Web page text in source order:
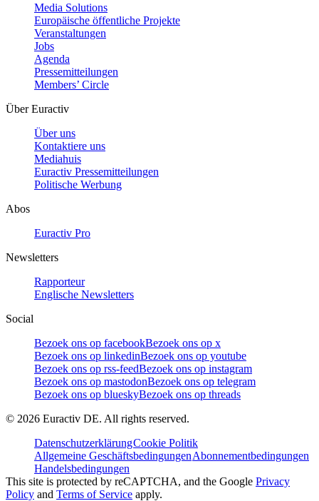
Media Solutions
Europäische öffentliche Projekte
Veranstaltungen
Jobs
Agenda
Pressemitteilungen
Members’ Circle
Über Euractiv
Über uns
Kontaktiere uns
Mediahuis
Euractiv Pressemitteilungen
Politische Werbung
Abos
Euractiv Pro
Newsletters
Rapporteur
Englische Newsletters
Social
Bezoek ons op facebookBezoek ons op x
Bezoek ons op linkedinBezoek ons op youtube
Bezoek ons op rss-feedBezoek ons op instagram
Bezoek ons op mastodonBezoek ons op telegram
Bezoek ons op blueskyBezoek ons op threads
© 2026 Euractiv DE. All rights reserved.
DatenschutzerklärungCookie Politik
Allgemeine GeschäftsbedingungenAbonnementbedingungen
Handelsbedingungen
This site is protected by reCAPTCHA, and the Google Privacy
Policy and Terms of Service apply.